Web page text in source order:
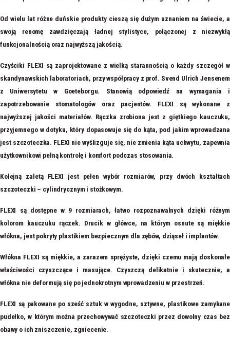
Od wielu lat różne duńskie produkty cieszą się dużym uznaniem na świecie, a
swoją renomę zawdzięczają ładnej stylistyce, połączonej z niezwykłą
funkcjonalnością oraz najwyższą jakością.
Czyściki FLEXI są zaprojektowane z wielką starannością o każdy szczegół w
skandynawskich laboratoriach, przy współpracy z prof. Svend Ulrich Jensenem
z Uniwersytetu w Goeteborgu. Stanowią odpowiedź na wymagania i
zapotrzebowanie stomatologów oraz pacjentów. FLEXI są wykonane z
najwyższej jakości materiałów. Rączka zrobiona jest z giętkiego kauczuku,
przyjemnego w dotyku, który dopasowuje się do kąta, pod jakim wprowadzana
jest szczoteczka. FLEXI nie wyślizguje się, nie zmienia kąta uchwytu, zapewnia
użytkownikowi pełną kontrolę i komfort podczas stosowania.
Kolejną zaletą FLEXI jest pełen wybór rozmiarów, przy dwóch kształtach
szczoteczki – cylindrycznym i stożkowym.
FLEXI są dostępne w 9 rozmiarach, łatwo rozpoznawalnych dzięki różnym
kolorom kauczuku rączek. Drucik w główce, na którym osnute są miękkie
włókna, jest pokryty plastikiem bezpiecznym dla zębów, dziąseł i implantów.
Włókna FLEXI są miękkie, a zarazem sprężyste, dzięki czemu mają doskonałe
właściwości czyszczące i masujące. Czyszczą delikatnie i skutecznie, a
włókna nie deformują się po jednokrotnym wprowadzeniu w przestrzeń.
FLEXI są pakowane po sześć sztuk w wygodne, sztywne, plastikowe zamykane
pudełko, w którym można przechowywać szczoteczki przez dowolny czas bez
obawy o ich zniszczenie, zgniecenie.